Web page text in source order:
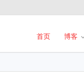
首页 博客